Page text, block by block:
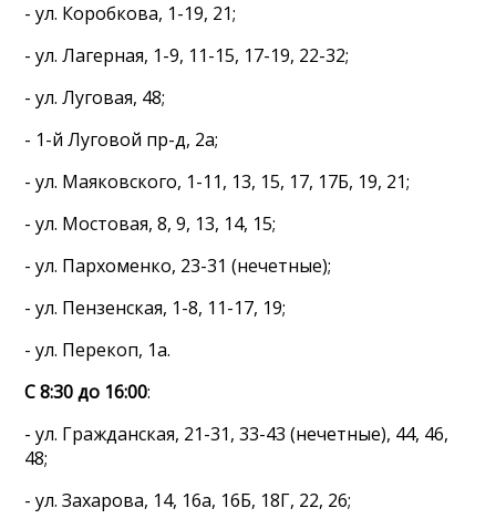
- ул. Коробкова, 1-19, 21;
- ул. Лагерная, 1-9, 11-15, 17-19, 22-32;
- ул. Луговая, 48;
- 1-й Луговой пр-д, 2а;
- ул. Маяковского, 1-11, 13, 15, 17, 17Б, 19, 21;
- ул. Мостовая, 8, 9, 13, 14, 15;
- ул. Пархоменко, 23-31 (нечетные);
- ул. Пензенская, 1-8, 11-17, 19;
- ул. Перекоп, 1а.
С 8:30 до 16:00:
- ул. Гражданская, 21-31, 33-43 (нечетные), 44, 46,
48;
- ул. Захарова, 14, 16а, 16Б, 18Г, 22, 26;